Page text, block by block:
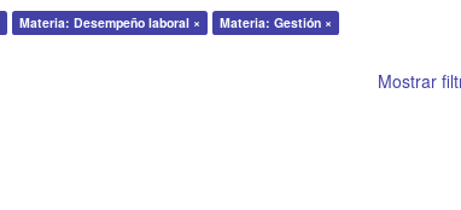
Materia: Desempeño laboral ×
Materia: Gestión ×
Mostrar